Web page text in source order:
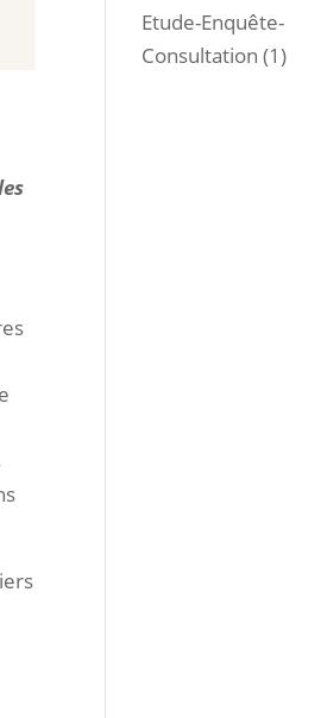
Etude-Enquête-
Consultation (1)